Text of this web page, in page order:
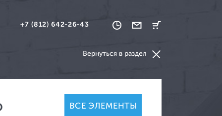
+7 (812) 642-26-43
Вернуться в раздел
ВСЕ ЭЛЕМЕНТЫ